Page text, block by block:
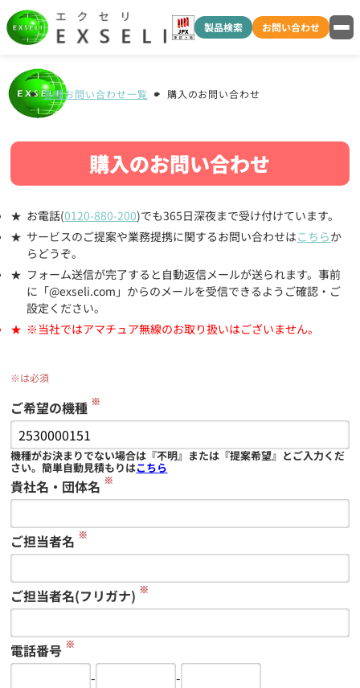
製品検索 お問い合わせ
各種お問い合わせ一覧 購入のお問い合わせ
購入のお問い合わせ
お電話(0120-880-200)でも365日深夜まで受け付けています。
サービスのご提案や業務提携に関するお問い合わせはこちらか
らどうぞ。
フォーム送信が完了すると自動返信メールが送られます。事前
に「@exseli.com」からのメールを受信できるようご確認・ご
設定ください。
※当社ではアマチュア無線のお取り扱いはございません。
※は必須
ご希望の機種 ※
機種がお決まりでない場合は『不明』または『提案希望』とご入力くだ
さい。簡単自動見積もりはこちら
貴社名・団体名 ※
ご担当者名 ※
ご担当者名(フリガナ) ※
電話番号 ※
-
-